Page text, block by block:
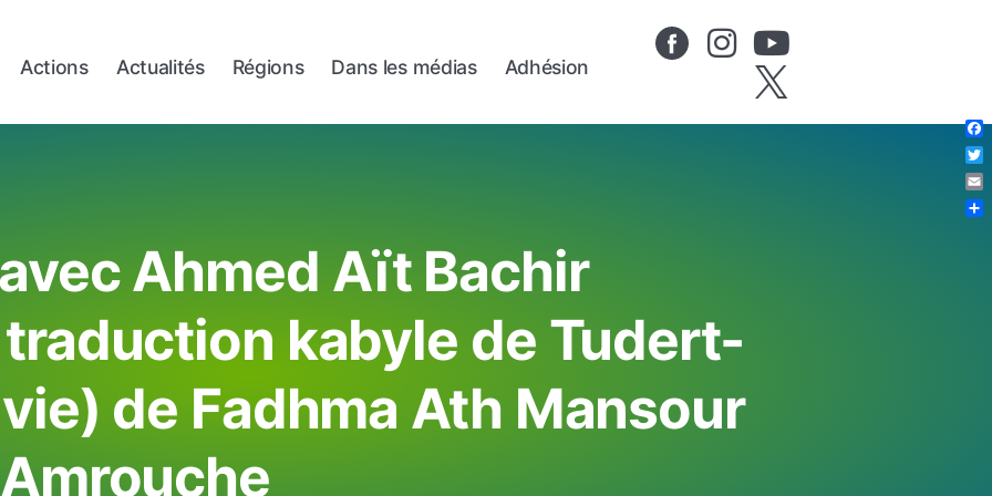
Actions Actualités Régions Dans les médias Adhésion
Ahmed Aït Bachir
kabyle de Tudert-
de Fadhma Ath Mansour
Amrouche